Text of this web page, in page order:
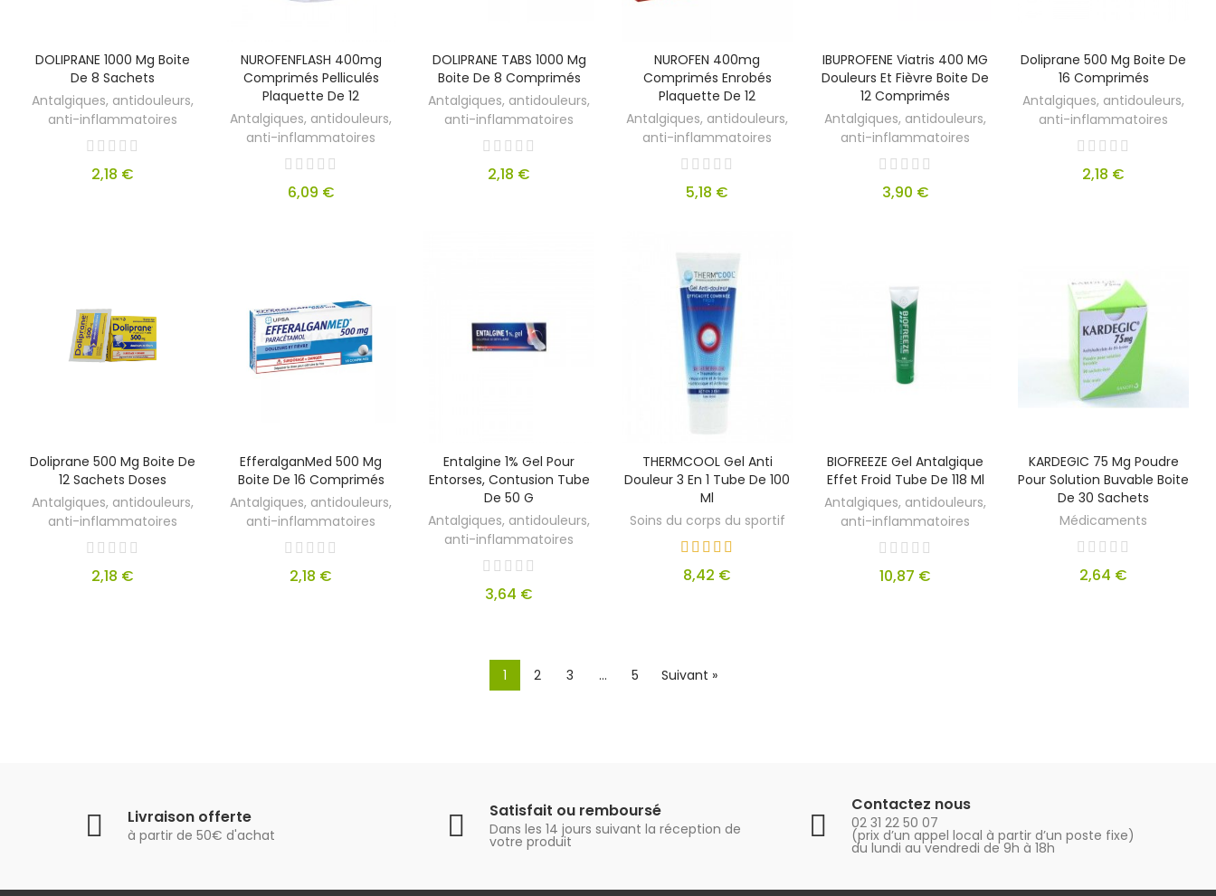
DOLIPRANE 1000 Mg Boite
De 8 Sachets
Antalgiques, antidouleurs,
anti-inflammatoires
2,18 €
NUROFENFLASH 400mg
Comprimés Pelliculés
Plaquette De 12
Antalgiques, antidouleurs,
anti-inflammatoires
6,09 €
DOLIPRANE TABS 1000 Mg
Boite De 8 Comprimés
Antalgiques, antidouleurs,
anti-inflammatoires
2,18 €
NUROFEN 400mg
Comprimés Enrobés
Plaquette De 12
Antalgiques, antidouleurs,
anti-inflammatoires
5,18 €
IBUPROFENE Viatris 400 MG
Douleurs Et Fièvre Boite De
12 Comprimés
Antalgiques, antidouleurs,
anti-inflammatoires
3,90 €
Doliprane 500 Mg Boite De
16 Comprimés
Antalgiques, antidouleurs,
anti-inflammatoires
2,18 €
Doliprane 500 Mg Boite De
12 Sachets Doses
Antalgiques, antidouleurs,
anti-inflammatoires
2,18 €
EfferalganMed 500 Mg
Boite De 16 Comprimés
Antalgiques, antidouleurs,
anti-inflammatoires
2,18 €
Entalgine 1% Gel Pour
Entorses, Contusion Tube
De 50 G
Antalgiques, antidouleurs,
anti-inflammatoires
3,64 €
THERMCOOL Gel Anti
Douleur 3 En 1 Tube De 100
Ml
Soins du corps du sportif
8,42 €
BIOFREEZE Gel Antalgique
Effet Froid Tube De 118 Ml
Antalgiques, antidouleurs,
anti-inflammatoires
10,87 €
KARDEGIC 75 Mg Poudre
Pour Solution Buvable Boite
De 30 Sachets
Médicaments
2,64 €
1 2 3 … 5 Suivant »
Livraison offerte
à partir de 50€ d'achat
Satisfait ou remboursé
Dans les 14 jours suivant la réception de
votre produit
Contactez nous
02 31 22 50 07
(prix d’un appel local à partir d’un poste fixe)
du lundi au vendredi de 9h à 18h